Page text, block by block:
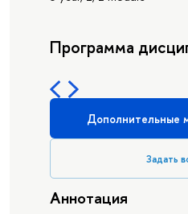
Программа
Дополнительные
Задать
Аннотация